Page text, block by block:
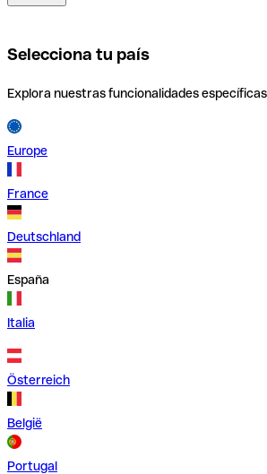
Selecciona tu país
Explora nuestras funcionalidades
Europe
France
Deutschland
España
Italia
Österreich
België
Portugal